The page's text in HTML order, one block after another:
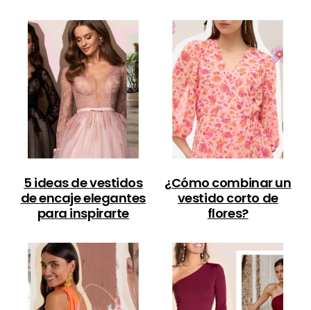
5 ideas de vestidos
de encaje elegantes
para inspirarte
¿Cómo combinar un
vestido corto de
flores?